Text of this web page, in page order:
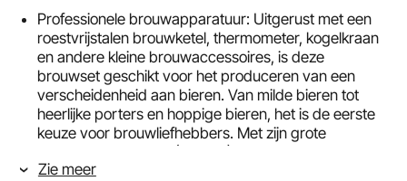
Professionele brouwapparatuur: Uitgerust met een
roestvrijstalen brouwketel, thermometer, kogelkraan
en andere kleine brouwaccessoires, is deze
brouwset geschikt voor het produceren van een
verscheidenheid aan bieren. Van milde bieren tot
heerlijke porters en hoppige bieren, het is de eerste
keuze voor brouwliefhebbers. Met zijn grote
capaciteit van 5 Gal. (18,92 L) is deze brouwketel
ideaal voor het thuis brouwen van bier, koken, water
Zie meer